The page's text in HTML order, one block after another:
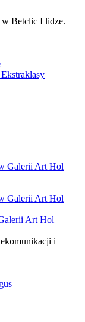
w Betclic I lidze.
Art Hol
i